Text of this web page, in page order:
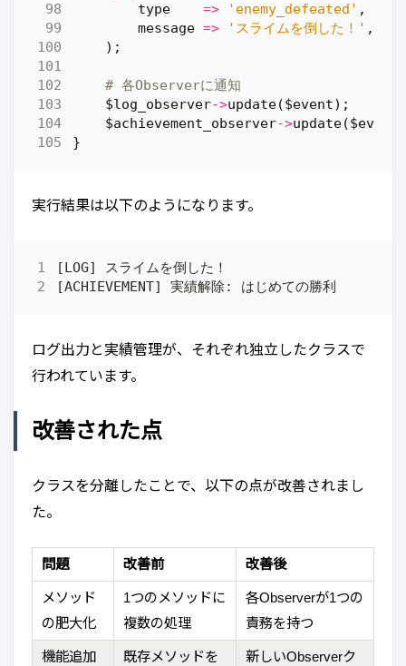
type
=> 'enemy_defeated' ,
message => 'スライムを倒した！' ,
);
# 各Observerに通知
$log_observer->update($event);
$achievement_observer->update($event
}
実行結果は以下のようになります。
ログ出力と実績管理が、それぞれ独立したクラスで
行われています。
改善された点
クラスを分離したことで、以下の点が改善されまし
た。
問題 改善前 改善後
メソッド
の肥大化
1つのメソッドに
複数の処理
各Observerが1つの
責務を持つ
機能追加
既存メソッドを
新しいObserverク